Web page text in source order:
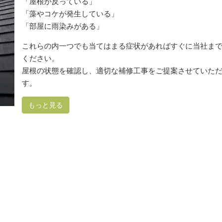
「藻やコケが発生している」
「部屋に雨染みがある」
これらの内一つでも当てはまる症状があればすぐに当社ま
ください。
屋根の状態を確認し、適切な補修工事をご提案させていた
す。
もっと見る